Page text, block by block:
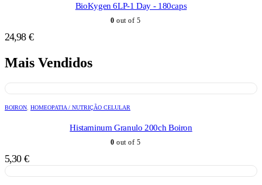
BioKygen 6LP-1 Day - 180caps
0 out of 5
24,98 €
Mais Vendidos
BOIRON HOMEOPATIA / NUTRIÇÃO CELULAR
Histaminum Granulo 200ch Boiron
0 out of 5
5,30 €